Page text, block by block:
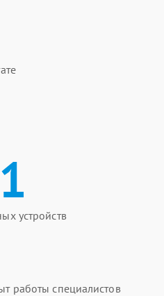
устройств
работы специалистов